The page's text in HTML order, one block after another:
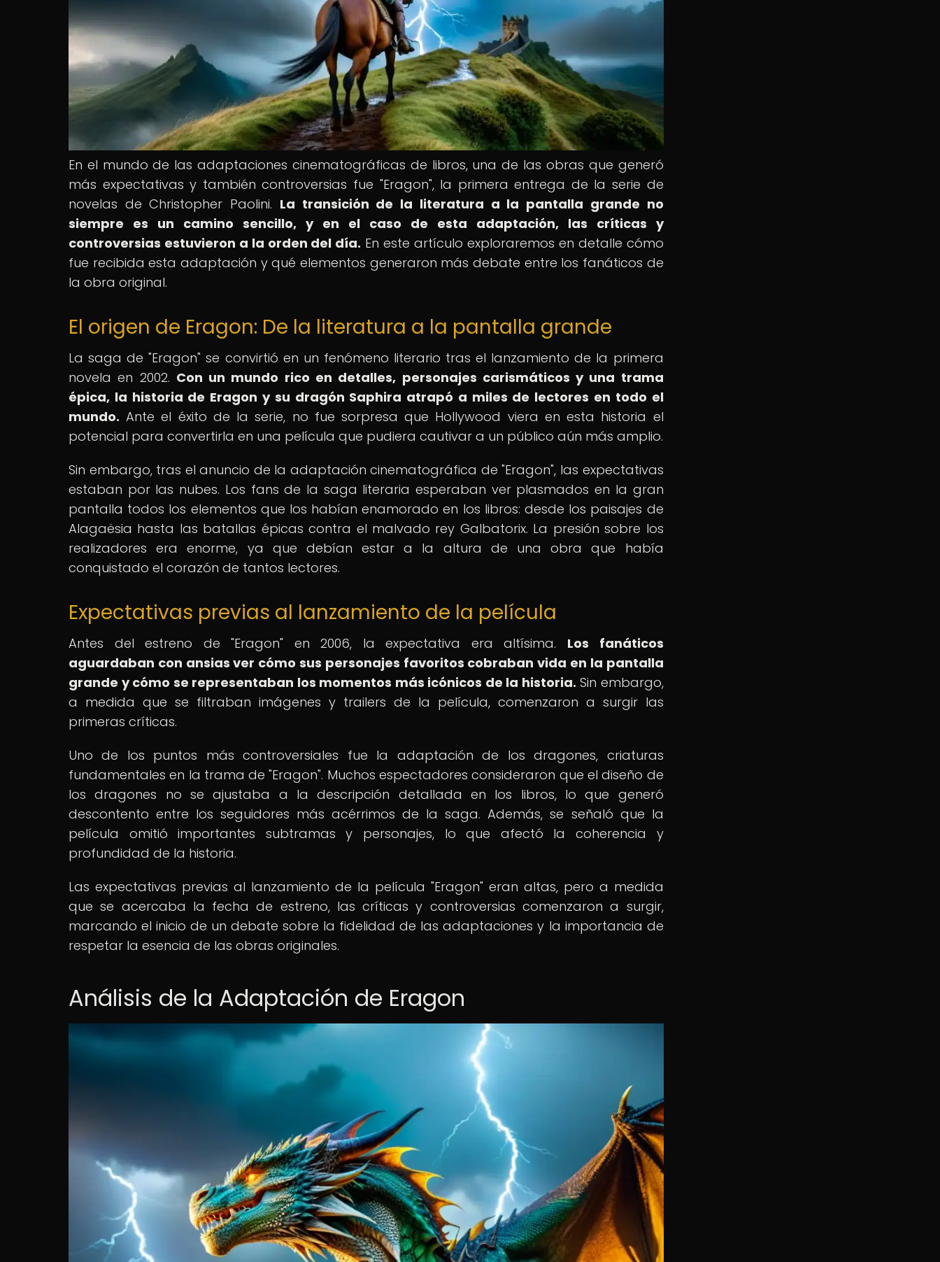
En el mundo de las adaptaciones cinematográficas de libros, una de las obras que generó
más expectativas y también controversias fue "Eragon", la primera entrega de la serie de
novelas de Christopher Paolini. La transición de la literatura a la pantalla grande no
siempre es un camino sencillo, y en el caso de esta adaptación, las críticas y
controversias estuvieron a la orden del día. En este artículo exploraremos en detalle cómo
fue recibida esta adaptación y qué elementos generaron más debate entre los fanáticos de
la obra original.
El origen de Eragon: De la literatura a la pantalla grande
La saga de "Eragon" se convirtió en un fenómeno literario tras el lanzamiento de la primera
novela en 2002. Con un mundo rico en detalles, personajes carismáticos y una trama
épica, la historia de Eragon y su dragón Saphira atrapó a miles de lectores en todo el
mundo. Ante el éxito de la serie, no fue sorpresa que Hollywood viera en esta historia el
potencial para convertirla en una película que pudiera cautivar a un público aún más amplio.
Sin embargo, tras el anuncio de la adaptación cinematográfica de "Eragon", las expectativas
estaban por las nubes. Los fans de la saga literaria esperaban ver plasmados en la gran
pantalla todos los elementos que los habían enamorado en los libros: desde los paisajes de
Alagaësia hasta las batallas épicas contra el malvado rey Galbatorix. La presión sobre los
realizadores era enorme, ya que debían estar a la altura de una obra que había
conquistado el corazón de tantos lectores.
Expectativas previas al lanzamiento de la película
Antes del estreno de "Eragon" en 2006, la expectativa era altísima. Los fanáticos
aguardaban con ansias ver cómo sus personajes favoritos cobraban vida en la pantalla
grande y cómo se representaban los momentos más icónicos de la historia. Sin embargo,
a medida que se filtraban imágenes y trailers de la película, comenzaron a surgir las
primeras críticas.
Uno de los puntos más controversiales fue la adaptación de los dragones, criaturas
fundamentales en la trama de "Eragon". Muchos espectadores consideraron que el diseño de
los dragones no se ajustaba a la descripción detallada en los libros, lo que generó
descontento entre los seguidores más acérrimos de la saga. Además, se señaló que la
película omitió importantes subtramas y personajes, lo que afectó la coherencia y
profundidad de la historia.
Las expectativas previas al lanzamiento de la película "Eragon" eran altas, pero a medida
que se acercaba la fecha de estreno, las críticas y controversias comenzaron a surgir,
marcando el inicio de un debate sobre la fidelidad de las adaptaciones y la importancia de
respetar la esencia de las obras originales.
Análisis de la Adaptación de Eragon